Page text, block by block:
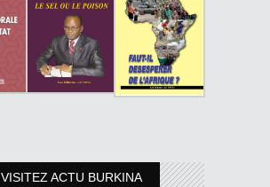
VISITEZ ACTU BURKINA